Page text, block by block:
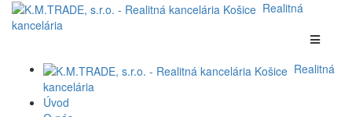
Realitná
kancelária
Realitná
kancelária
Úvod